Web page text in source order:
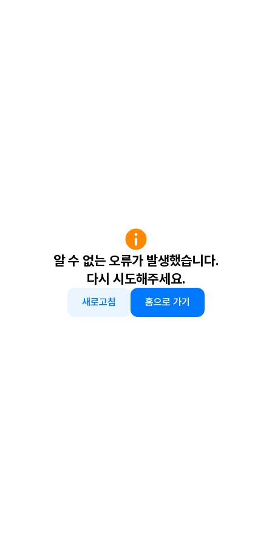
알 수 없는 오류가 발생했습니다.
다시 시도해주세요.
새로고침 홈으로 가기